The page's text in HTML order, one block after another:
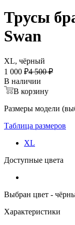
Трусы
Swan
XL, чёрный
1 000 ₽4 500 ₽
В наличии
В корзину
Размеры модели
Таблица размеров
XL
Доступные цвета
Выбран цвет -
Характеристики